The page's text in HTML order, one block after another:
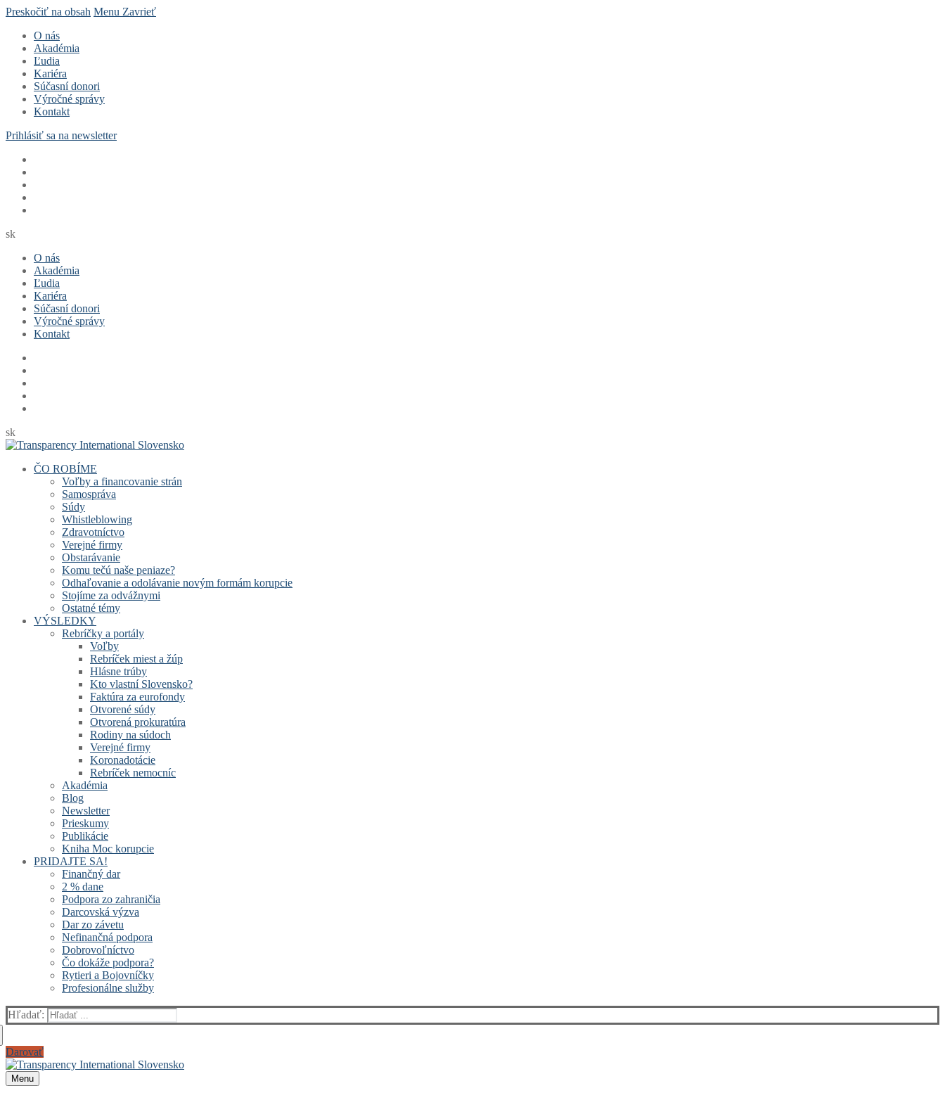
Preskočiť na obsah Menu Zavrieť
O nás
Akadémia
Ľudia
Kariéra
Súčasní donori
Výročné správy
Kontakt
Prihlásiť sa na newsletter
sk
O nás
Akadémia
Ľudia
Kariéra
Súčasní donori
Výročné správy
Kontakt
sk
ČO ROBÍME
Voľby a financovanie strán
Samospráva
Súdy
Whistleblowing
Zdravotníctvo
Verejné firmy
Obstarávanie
Komu tečú naše peniaze?
Odhaľovanie a odolávanie novým formám korupcie
Stojíme za odvážnymi
Ostatné témy
VÝSLEDKY
Rebríčky a portály
Voľby
Rebríček miest a žúp
Hlásne trúby
Kto vlastní Slovensko?
Faktúra za eurofondy
Otvorené súdy
Otvorená prokuratúra
Rodiny na súdoch
Verejné firmy
Koronadotácie
Rebríček nemocníc
Akadémia
Blog
Newsletter
Prieskumy
Publikácie
Kniha Moc korupcie
PRIDAJTE SA!
Finančný dar
2 % dane
Podpora zo zahraničia
Darcovská výzva
Dar zo závetu
Nefinančná podpora
Dobrovoľníctvo
Čo dokáže podpora?
Rytieri a Bojovníčky
Profesionálne služby
Hľadať:
Darovať
Menu